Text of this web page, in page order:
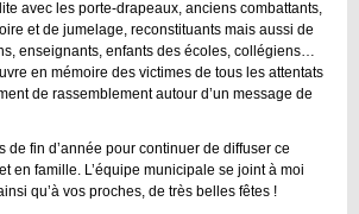
avec les porte-drapeaux, anciens combattants,
et de jumelage, reconstituants mais aussi de
enseignants, enfants des écoles, collégiens…
en mémoire des victimes de tous les attentats
de rassemblement autour d’un message de
de fin d’année pour continuer de diffuser ce
en famille. L’équipe municipale se joint à moi
qu’à vos proches, de très belles fêtes !